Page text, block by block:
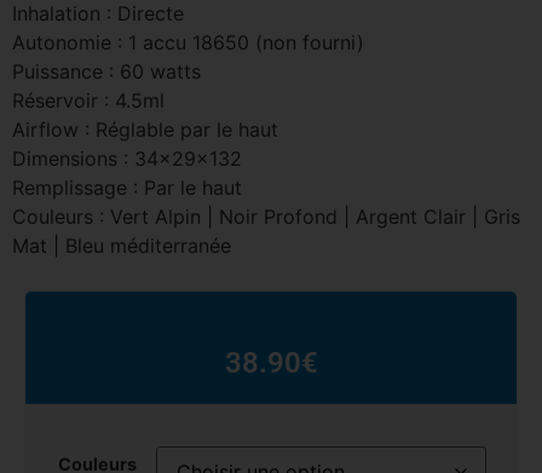
Inhalation : Directe
Autonomie : 1 accu 18650 (non fourni)
Puissance : 60 watts
Réservoir : 4.5ml
Airflow : Réglable par le haut
Dimensions : 34x29x132
Remplissage : Par le haut
Couleurs : Vert Alpin | Noir Profond | Argent Clair | Gris
Mat | Bleu méditerranée
38.90€
Couleurs